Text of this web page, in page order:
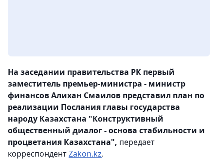
На заседании правительства РК первый
заместитель премьер-министра - министр
финансов Алихан Смаилов представил план по
реализации Послания главы государства
народу Казахстана "Конструктивный
общественный диалог - основа стабильности и
процветания Казахстана", передает
корреспондентZakon.kz.